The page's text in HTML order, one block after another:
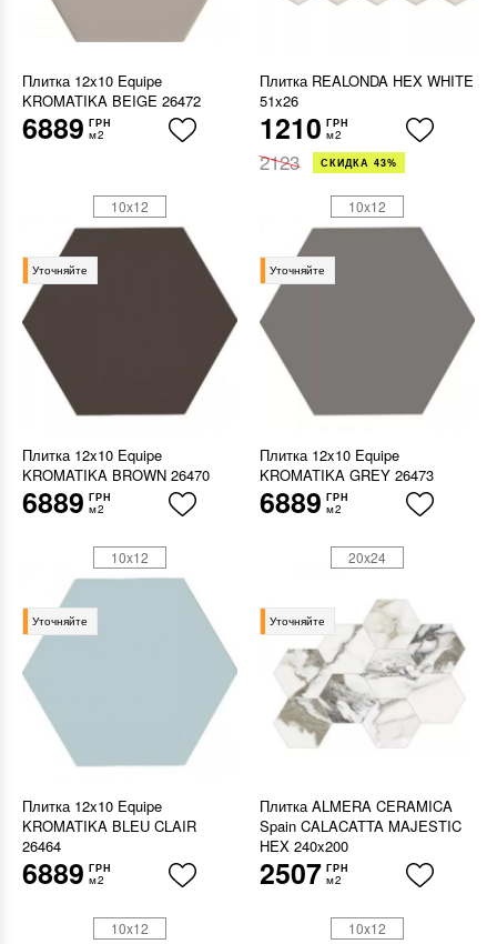
Плитка 12x10 Equipe
KROMATIKA BEIGE 26472
6889 ГРН
м2
Плитка REALONDA HEX WHITE
51x26
1210 ГРН
м2
2123 СКИДКА 43%
Уточняйте
Плитка 12x10 Equipe
KROMATIKA BROWN 26470
6889 ГРН
м2
10x12
Уточняйте
Плитка 12x10 Equipe
KROMATIKA GREY 26473
6889 ГРН
м2
10x12
Уточняйте
Плитка 12x10 Equipe
KROMATIKA BLEU CLAIR
26464
6889 ГРН
м2
10x12
Уточняйте
Плитка ALMERA CERAMICA
Spain CALACATTA MAJESTIC
HEX 240x200
2507 ГРН
м2
20x24
10x12 10x12